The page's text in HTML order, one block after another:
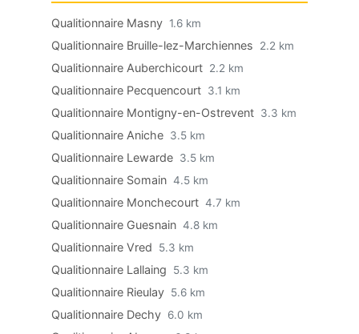
Qualitionnaire Masny 1.6 km
Qualitionnaire Bruille-lez-Marchiennes 2.2 km
Qualitionnaire Auberchicourt 2.2 km
Qualitionnaire Pecquencourt 3.1 km
Qualitionnaire Montigny-en-Ostrevent 3.3 km
Qualitionnaire Aniche 3.5 km
Qualitionnaire Lewarde 3.5 km
Qualitionnaire Somain 4.5 km
Qualitionnaire Monchecourt 4.7 km
Qualitionnaire Guesnain 4.8 km
Qualitionnaire Vred 5.3 km
Qualitionnaire Lallaing 5.3 km
Qualitionnaire Rieulay 5.6 km
Qualitionnaire Dechy 6.0 km